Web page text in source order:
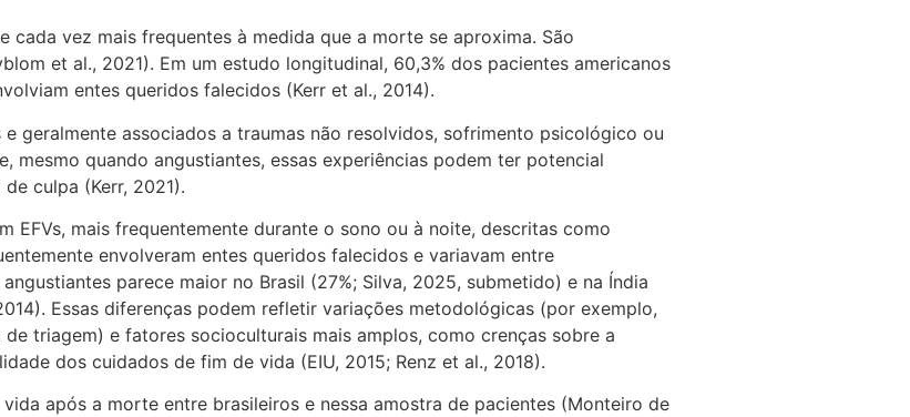
vez mais frequentes à medida que a morte se aproxima. São
et al., 2021). Em um estudo longitudinal, 60,3% dos pacientes americanos
entes queridos falecidos (Kerr et al., 2014).
geralmente associados a traumas não resolvidos, sofrimento psicológico ou
quando angustiantes, essas experiências podem ter potencial
culpa (Kerr, 2021).
EFVs, mais frequentemente durante o sono ou à noite, descritas como
envolveram entes queridos falecidos e variavam entre
parece maior no Brasil (27%; Silva, 2025, submetido) e na Índia
Essas diferenças podem refletir variações metodológicas (por exemplo,
triagem) e fatores socioculturais mais amplos, como crenças sobre a
dos cuidados de fim de vida (EIU, 2015; Renz et al., 2018).
após a morte entre brasileiros e nessa amostra de pacientes (Monteiro de